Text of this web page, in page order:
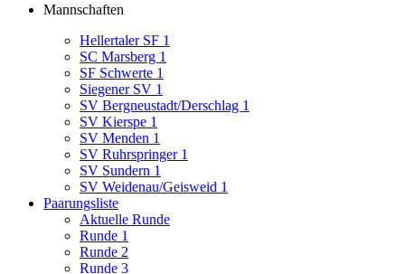
Mannschaften
Hellertaler SF 1
SC Marsberg 1
SF Schwerte 1
Siegener SV 1
SV Bergneustadt/Derschlag 1
SV Kierspe 1
SV Menden 1
SV Ruhrspringer 1
SV Sundern 1
SV Weidenau/Geisweid 1
Paarungsliste
Aktuelle Runde
Runde 1
Runde 2
Runde 3